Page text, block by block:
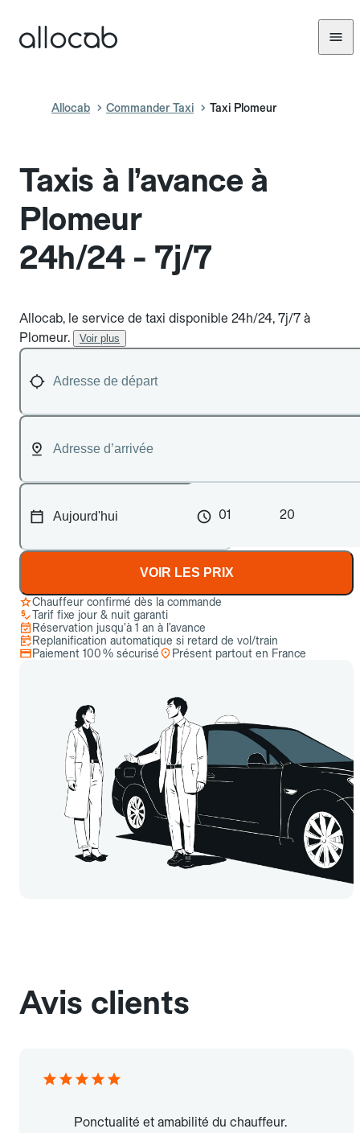
Allocab Commander Taxi Taxi Plomeur
Taxis à l’avance à
Plomeur
24h/24 - 7j/7
Allocab, le service de taxi disponible 24h/24, 7j/7 à
Plomeur.
Voir plus
01 20
VOIR LES PRIX
Chauffeur confirmé dès la commande
Tarif fixe jour & nuit garanti
Réservation jusqu’à 1 an à l’avance
Replanification automatique si retard de vol/train
Paiement 100 % sécurisé
Présent partout en France
Avis clients
Ponctualité et amabilité du chauffeur.